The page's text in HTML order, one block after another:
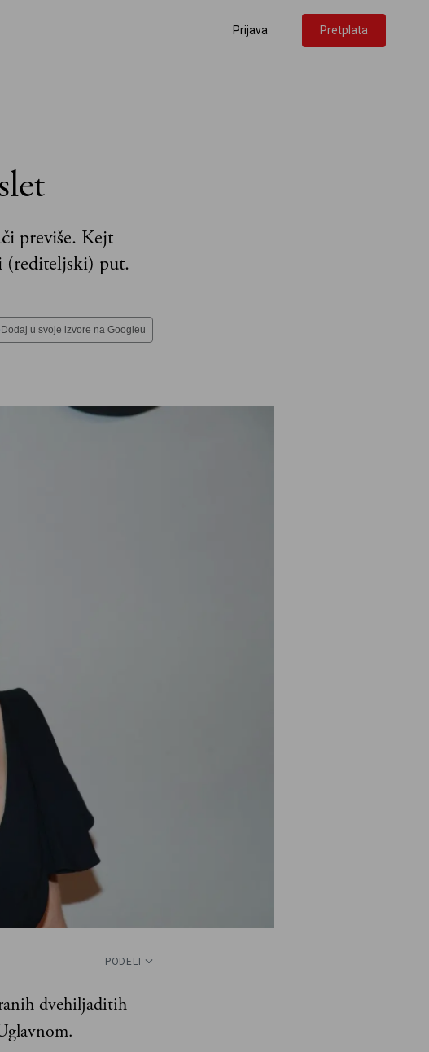
Prijava Pretplata
previše. Kejt
(rediteljski) put.
Dodaj u svoje izvore na Googleu
PODELI
dvehiljaditih